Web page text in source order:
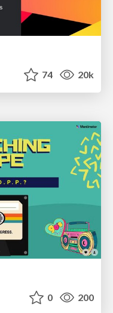
74 20k
0 200